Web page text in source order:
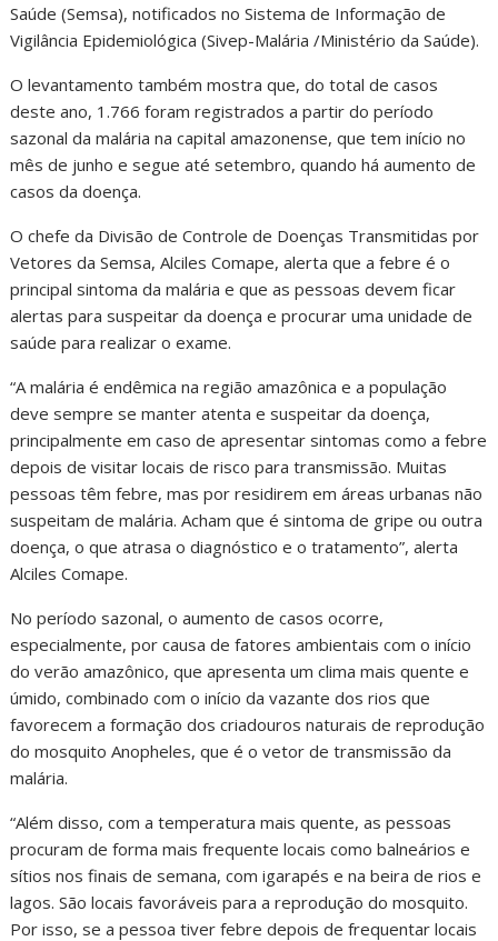
Saúde (Semsa), notificados no Sistema de Informação de
Vigilância Epidemiológica (Sivep-Malária /Ministério da Saúde).
O levantamento também mostra que, do total de casos
deste ano, 1.766 foram registrados a partir do período
sazonal da malária na capital amazonense, que tem início no
mês de junho e segue até setembro, quando há aumento de
casos da doença.
O chefe da Divisão de Controle de Doenças Transmitidas por
Vetores da Semsa, Alciles Comape, alerta que a febre é o
principal sintoma da malária e que as pessoas devem ficar
alertas para suspeitar da doença e procurar uma unidade de
saúde para realizar o exame.
“A malária é endêmica na região amazônica e a população
deve sempre se manter atenta e suspeitar da doença,
principalmente em caso de apresentar sintomas como a febre
depois de visitar locais de risco para transmissão. Muitas
pessoas têm febre, mas por residirem em áreas urbanas não
suspeitam de malária. Acham que é sintoma de gripe ou outra
doença, o que atrasa o diagnóstico e o tratamento”, alerta
Alciles Comape.
No período sazonal, o aumento de casos ocorre,
especialmente, por causa de fatores ambientais com o início
do verão amazônico, que apresenta um clima mais quente e
úmido, combinado com o início da vazante dos rios que
favorecem a formação dos criadouros naturais de reprodução
do mosquito Anopheles, que é o vetor de transmissão da
malária.
“Além disso, com a temperatura mais quente, as pessoas
procuram de forma mais frequente locais como balneários e
sítios nos finais de semana, com igarapés e na beira de rios e
lagos. São locais favoráveis para a reprodução do mosquito.
Por isso, se a pessoa tiver febre depois de frequentar locais